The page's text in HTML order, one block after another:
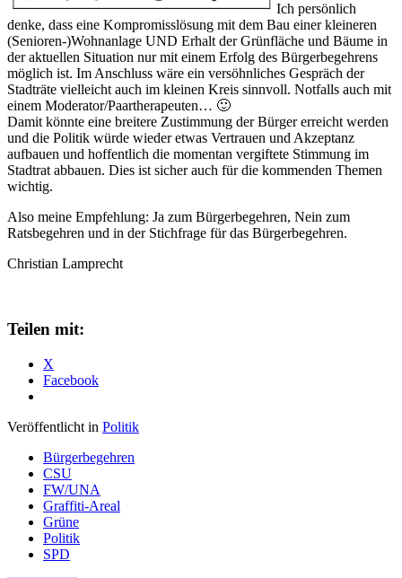
Ich persönlich
denke, dass eine Kompromisslösung mit dem Bau einer kleineren
(Senioren-)Wohnanlage UND Erhalt der Grünfläche und Bäume in
der aktuellen Situation nur mit einem Erfolg des Bürgerbegehrens
möglich ist. Im Anschluss wäre ein versöhnliches Gespräch der
Stadträte vielleicht auch im kleinen Kreis sinnvoll. Notfalls auch mit
einem Moderator/Paartherapeuten… 🙂
Damit könnte eine breitere Zustimmung der Bürger erreicht werden
und die Politik würde wieder etwas Vertrauen und Akzeptanz
aufbauen und hoffentlich die momentan vergiftete Stimmung im
Stadtrat abbauen. Dies ist sicher auch für die kommenden Themen
wichtig.
Also meine Empfehlung: Ja zum Bürgerbegehren, Nein zum
Ratsbegehren und in der Stichfrage für das Bürgerbegehren.
Christian Lamprecht
Teilen mit:
X
Facebook
Veröffentlicht in Politik
Bürgerbegehren
CSU
FW/UNA
Graffiti-Areal
Grüne
Politik
SPD